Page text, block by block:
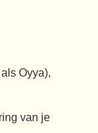
Oyya),
van je